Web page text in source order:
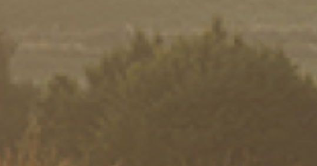
exclusives et de l'actualité de vos
vous à notre newsletter !
recettes et de l'actualité de Terre de fromages; en
également que mes informations soient encodées